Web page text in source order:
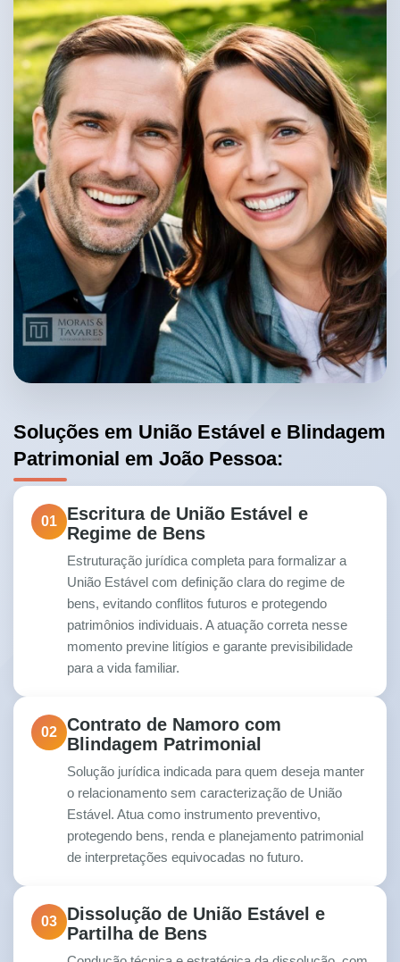
Soluções em União Estável e Blindagem
Patrimonial em João Pessoa:
01
Escritura de União Estável e
Regime de Bens
Estruturação jurídica completa para formalizar a
União Estável com definição clara do regime de
bens, evitando conflitos futuros e protegendo
patrimônios individuais. A atuação correta nesse
momento previne litígios e garante previsibilidade
para a vida familiar.
02
Contrato de Namoro com
Blindagem Patrimonial
Solução jurídica indicada para quem deseja manter
o relacionamento sem caracterização de União
Estável. Atua como instrumento preventivo,
protegendo bens, renda e planejamento patrimonial
de interpretações equivocadas no futuro.
03
Dissolução de União Estável e
Partilha de Bens